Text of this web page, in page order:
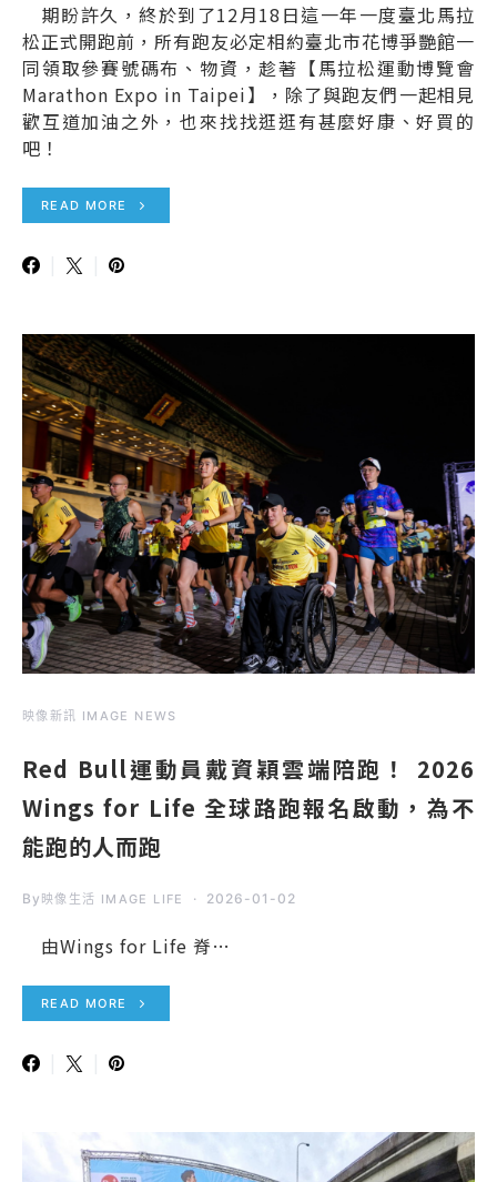
期盼許久，終於到了12月18日這一年一度臺北馬拉
松正式開跑前，所有跑友必定相約臺北市花博爭艷館一
同領取參賽號碼布、物資，趁著【馬拉松運動博覽會
Marathon Expo in Taipei】，除了與跑友們一起相見
歡互道加油之外，也來找找逛逛有甚麼好康、好買的
吧！
READ MORE
映像新訊 IMAGE NEWS
Red Bull運動員戴資穎雲端陪跑！ 2026
Wings for Life 全球路跑報名啟動，為不
能跑的人而跑
By 映像生活 IMAGE LIFE 2026-01-02
由Wings for Life 脊…
READ MORE